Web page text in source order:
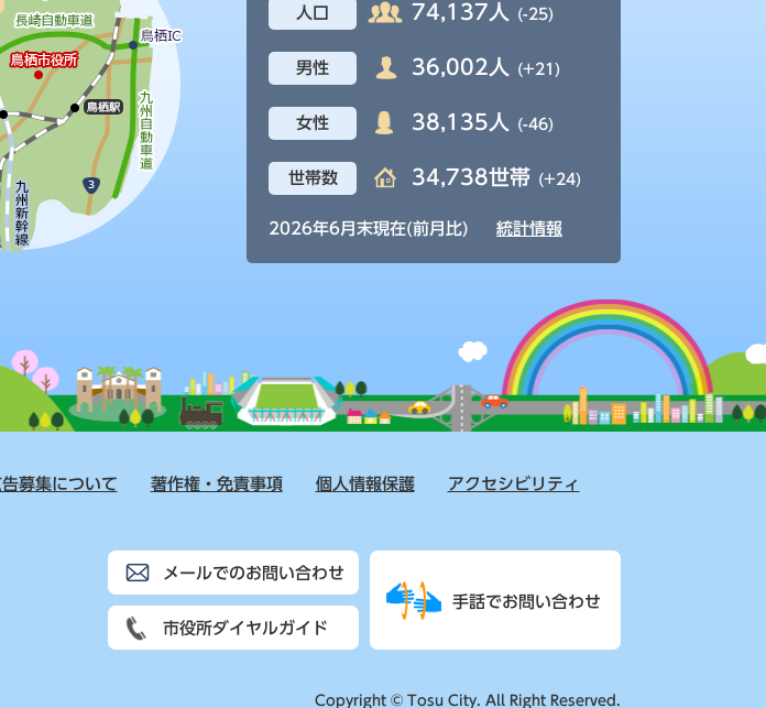
人口 74,137人 (-25)
男性 36,002人 (+21)
女性 38,135人 (-46)
世帯数 34,738世帯 (+24)
2026年6月末現在(前月比) 統計情報
募集について 著作権・免責事項 個人情報保護 アクセシビリティ
メールでのお問い合わせ
市役所ダイヤルガイド
手話でお問い合わせ
Copyright © Tosu City. All Right Reserved.